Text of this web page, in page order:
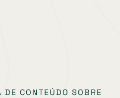
CONTEÚDO SOBRE